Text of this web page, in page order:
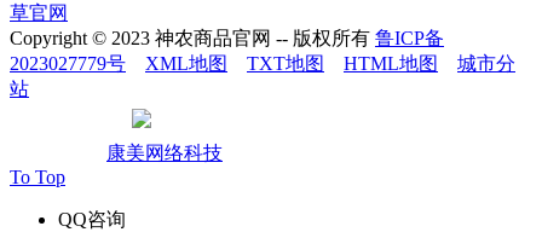
草官网
Copyright © 2023 神农商品官网 -- 版权所有 鲁ICP备
2023027779号
XML地图 TXT地图 HTML地图
城市分
站
康美网络科技
To Top
QQ咨询